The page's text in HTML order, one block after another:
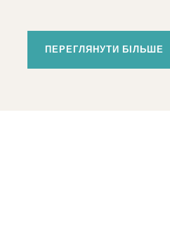
ПЕРЕГЛЯНУТИ БІЛЬШЕ